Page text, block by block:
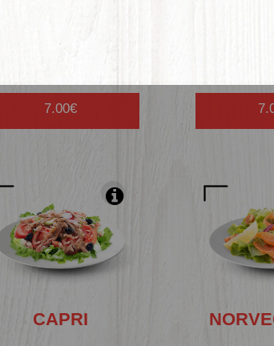
7.00€
CAPRI